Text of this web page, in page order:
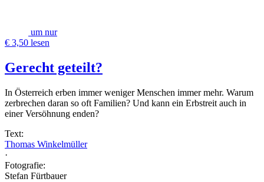
um nur
€ 3,50 lesen
Gerecht geteilt?
In Österreich erben immer weniger Menschen immer mehr. Warum
zerbrechen daran so oft Familien? Und kann ein Erbstreit auch in
einer Versöhnung enden?
Text:
Thomas Winkelmüller
·
Fotografie:
Stefan Fürtbauer